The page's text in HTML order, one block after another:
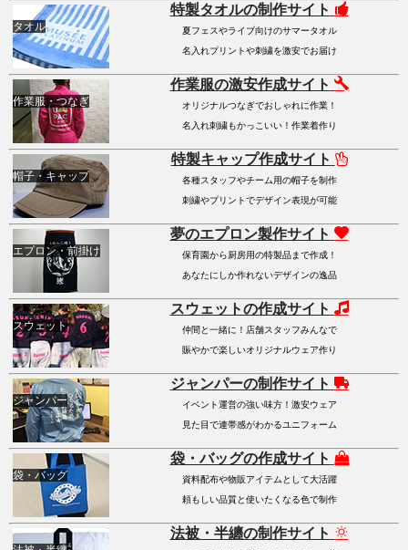
タオル
特製タオルの制作サイト
夏フェスやライブ向けのサマータオル
名入れプリントや刺繍を激安でお届け
作業服・つなぎ
作業服の激安作成サイト
オリジナルつなぎでおしゃれに作業！
名入れ刺繍もかっこいい！作業着作り
帽子・キャップ
特製キャップ作成サイト
各種スタッフやチーム用の帽子を制作
刺繍やプリントでデザイン表現が可能
エプロン・前掛け
夢のエプロン製作サイト
保育園から厨房用の特製品まで作成！
あなたにしか作れないデザインの逸品
スウェット
スウェットの作成サイト
仲間と一緒に！店舗スタッフみんなで
賑やかで楽しいオリジナルウェア作り
ジャンパー
ジャンパーの制作サイト
イベント運営の強い味方！激安ウェア
見た目で連帯感がわかるユニフォーム
袋・バッグ
袋・バッグの作成サイト
資料配布や物販アイテムとして大活躍
頼もしい品質と使いたくなる色で制作
法被・半纏の制作サイト